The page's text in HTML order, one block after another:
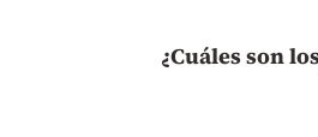
¿Cuáles son